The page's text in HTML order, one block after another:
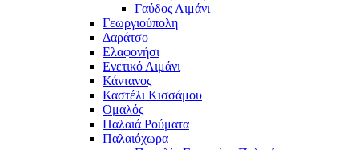
Γαύδος Λιμάνι
Γεωργιούπολη
Δαράτσο
Ελαφονήσι
Ενετικό Λιμάνι
Κάντανος
Καστέλι Κισσάμου
Ομαλός
Παλαιά Ρούματα
Παλαιόχωρα